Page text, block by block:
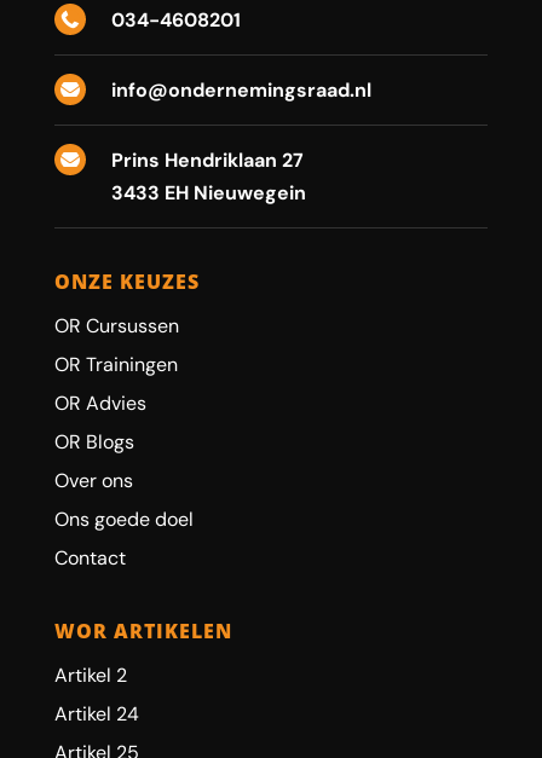
 034-4608201
 info@ondernemingsraad.nl

Prins Hendriklaan 27
3433 EH Nieuwegein
ONZE KEUZES
OR Cursussen
OR Trainingen
OR Advies
OR Blogs
Over ons
Ons goede doel
Contact
WOR ARTIKELEN
Artikel 2
Artikel 24
Artikel 25